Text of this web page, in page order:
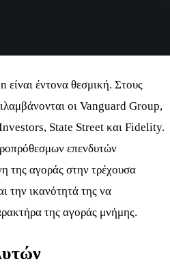
έντονα θεσμική. Στους
οι Vanguard Group,
State Street και Fidelity.
επενδυτών
της αγοράς στην τρέχουσα
την ικανότητά της να
της αγοράς μνήμης.